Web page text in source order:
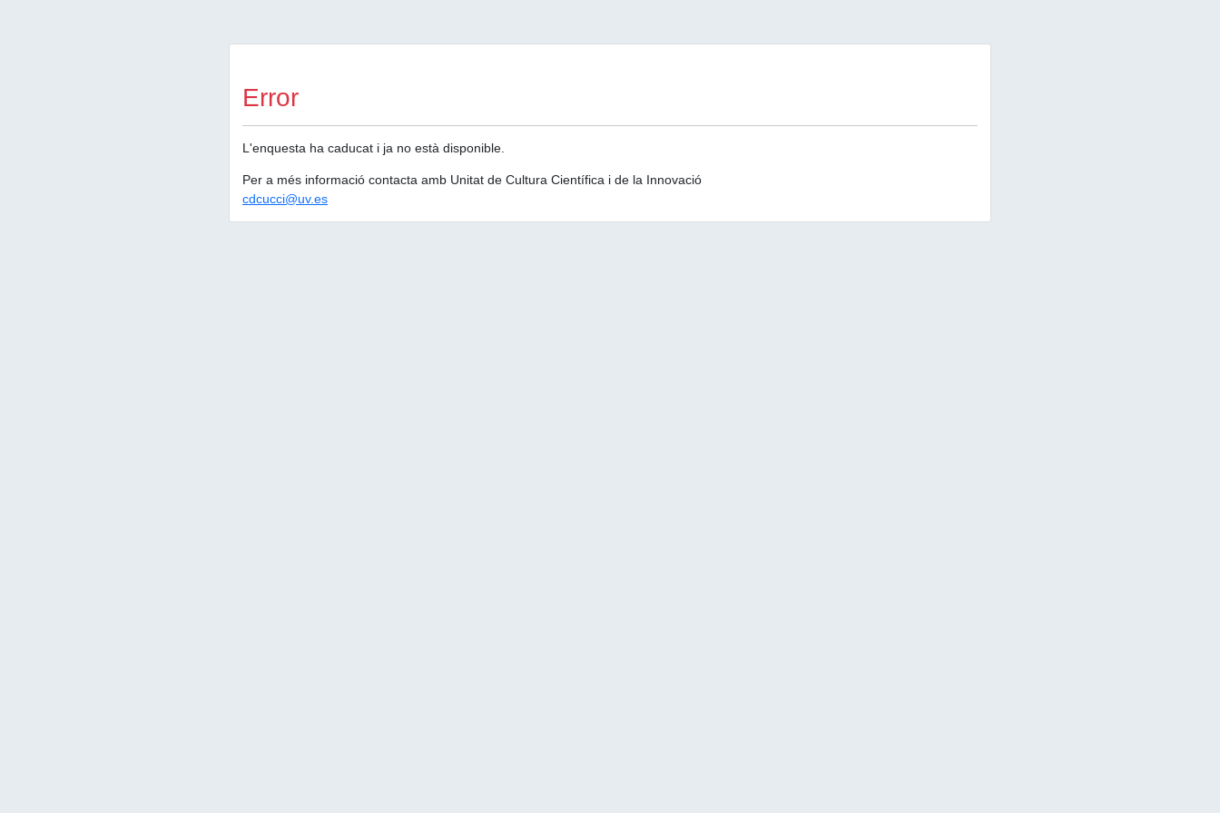
Error
L'enquesta ha caducat i ja no està disponible.
Per a més informació contacta amb Unitat de Cultura Científica i de la Innovació
cdcucci@uv.es